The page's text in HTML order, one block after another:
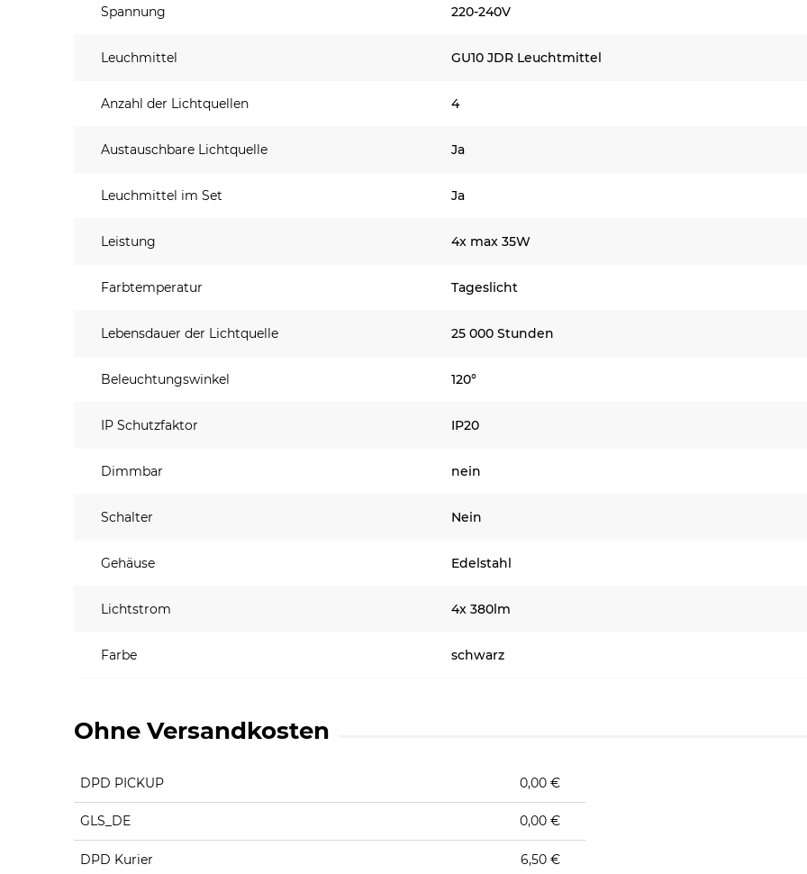
Spannung 220-240V
Leuchmittel GU10 JDR Leuchtmittel
Anzahl der Lichtquellen 4
Austauschbare Lichtquelle Ja
Leuchmittel im Set Ja
Leistung 4x max 35W
Farbtemperatur Tageslicht
Lebensdauer der Lichtquelle 25 000 Stunden
Beleuchtungswinkel 120°
IP Schutzfaktor IP20
Dimmbar nein
Schalter Nein
Gehäuse Edelstahl
Lichtstrom 4x 380lm
Farbe schwarz
Ohne Versandkosten
DPD PICKUP 0,00 €
GLS_DE 0,00 €
DPD Kurier 6,50 €